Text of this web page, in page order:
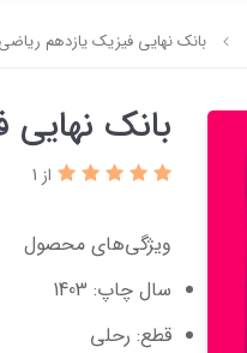
بانک نهایی فیزیک یازدهم
بانک
از 1
ویژگی‌های محصول
سال چاپ: 1403
قطع: رحلی